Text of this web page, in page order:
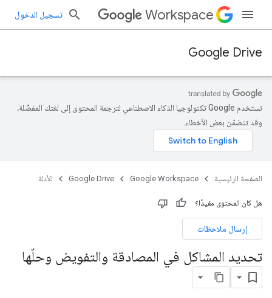
Workspace تسجيل الدخول
Google Drive
تستخدم Google تكنولوجيا الذكاء الاصطناعي لترجمة المحتوى إلى لغتك المفضّلة،
وقد تتضمّن بعض الأخطاء.
الصفحة الرئيسية Google Workspace
Google Drive الأدلة
هل كان المحتوى مفيدًا؟
إرسال ملاحظات
تحديد المشاكل في المصادقة والتفويض وحلّها